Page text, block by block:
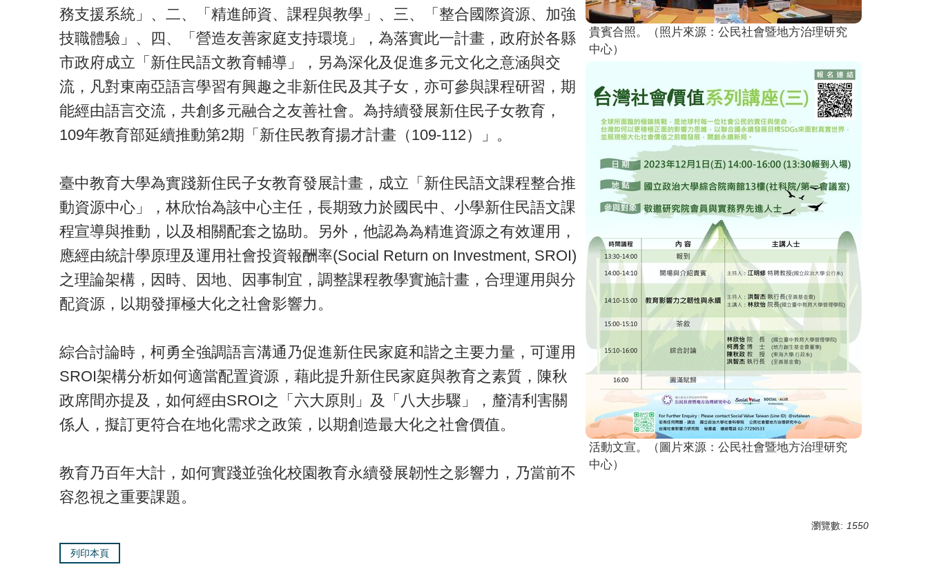
貴賓合照。（照片來源：公民社會暨地方治理研究
中心）
活動文宣。（圖片來源：公民社會暨地方治理研究
中心）
務支援系統」、二、「精進師資、課程與教學」、三、「整合國際資源、加強
技職體驗」、四、「營造友善家庭支持環境」，為落實此一計畫，政府於各縣
市政府成立「新住民語文教育輔導」，另為深化及促進多元文化之意涵與交
流，凡對東南亞語言學習有興趣之非新住民及其子女，亦可參與課程研習，期
能經由語言交流，共創多元融合之友善社會。為持續發展新住民子女教育，
109年教育部延續推動第2期「新住民教育揚才計畫（109-112）」。
臺中教育大學為實踐新住民子女教育發展計畫，成立「新住民語文課程整合推
動資源中心」，林欣怡為該中心主任，長期致力於國民中、小學新住民語文課
程宣導與推動，以及相關配套之協助。另外，他認為為精進資源之有效運用，
應經由統計學原理及運用社會投資報酬率(Social Return on Investment, SROI)
之理論架構，因時、因地、因事制宜，調整課程教學實施計畫，合理運用與分
配資源，以期發揮極大化之社會影響力。
綜合討論時，柯勇全強調語言溝通乃促進新住民家庭和諧之主要力量，可運用
SROI架構分析如何適當配置資源，藉此提升新住民家庭與教育之素質，陳秋
政席間亦提及，如何經由SROI之「六大原則」及「八大步驟」，釐清利害關
係人，擬訂更符合在地化需求之政策，以期創造最大化之社會價值。
教育乃百年大計，如何實踐並強化校園教育永續發展韌性之影響力，乃當前不
容忽視之重要課題。
瀏覽數: 1550
列印本頁